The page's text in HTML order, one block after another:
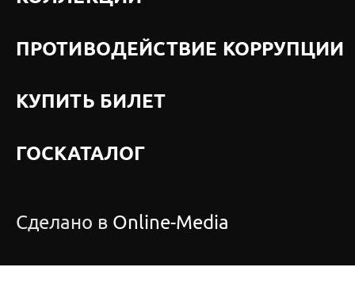
ПРОТИВОДЕЙСТВИЕ КОРРУПЦИИ
КУПИТЬ БИЛЕТ
ГОСКАТАЛОГ
Сделано в Online-Media